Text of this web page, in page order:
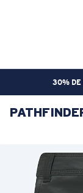
30% DE
OBJETIVO